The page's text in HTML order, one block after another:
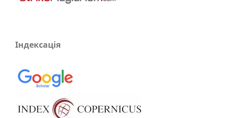
Індексація